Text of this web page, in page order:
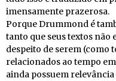
imensamente prazerosa.
Porque Drummond é
tanto que seus textos
despeito de serem (como
relacionados ao tempo
ainda possuem